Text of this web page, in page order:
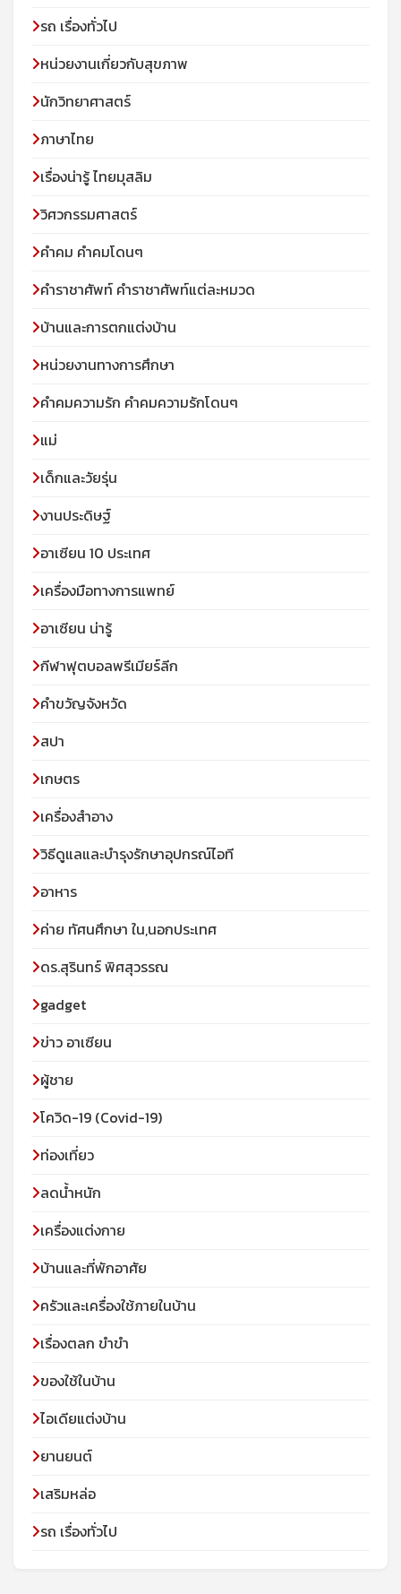
รถ เรื่องทั่วไป
หน่วยงานเกี่ยวกับสุขภาพ
นักวิทยาศาสตร์
ภาษาไทย
เรื่องน่ารู้ ไทยมุสลิม
วิศวกรรมศาสตร์
คำคม คำคมโดนๆ
คำราชาศัพท์ คำราชาศัพท์แต่ละหมวด
บ้านและการตกแต่งบ้าน
หน่วยงานทางการศึกษา
คำคมความรัก คำคมความรักโดนๆ
แม่
เด็กและวัยรุ่น
งานประดิษฐ์
อาเซียน 10 ประเทศ
เครื่องมือทางการแพทย์
อาเซียน น่ารู้
กีฬาฟุตบอลพรีเมียร์ลีก
คำขวัญจังหวัด
สปา
เกษตร
เครื่องสำอาง
วิธีดูแลและบำรุงรักษาอุปกรณ์ไอที
อาหาร
ค่าย ทัศนศึกษา ใน,นอกประเทศ
ดร.สุรินทร์ พิศสุวรรณ
gadget
ข่าว อาเซียน
ผู้ชาย
โควิด-19 (Covid-19)
ท่องเที่ยว
ลดน้ำหนัก
เครื่องแต่งกาย
บ้านและที่พักอาศัย
ครัวและเครื่องใช้ภายในบ้าน
เรื่องตลก ขำขำ
ของใช้ในบ้าน
ไอเดียแต่งบ้าน
ยานยนต์
เสริมหล่อ
รถ เรื่องทั่วไป